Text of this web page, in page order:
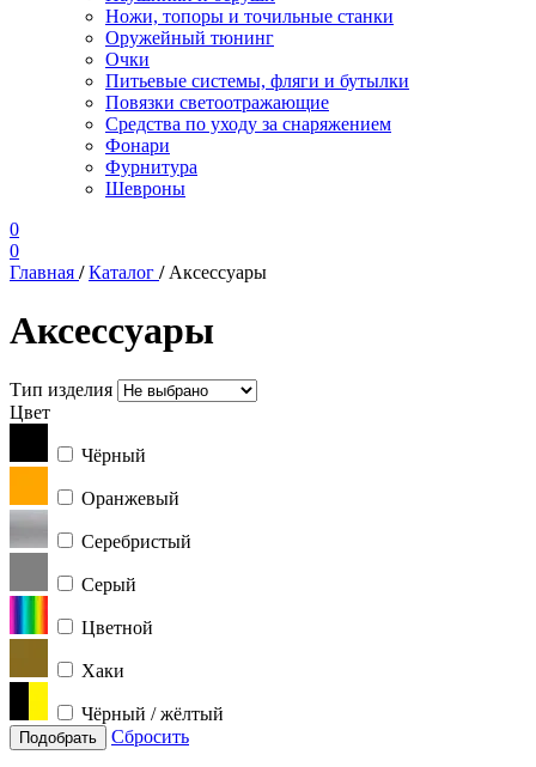
Ножи, топоры и точильные станки
Оружейный тюнинг
Очки
Питьевые системы, фляги и бутылки
Повязки светоотражающие
Средства по уходу за снаряжением
Фонари
Фурнитура
Шевроны
0
0
Главная / Каталог / Аксессуары
Аксессуары
Тип изделия
Цвет
Чёрный
Оранжевый
Серебристый
Серый
Цветной
Хаки
Чёрный / жёлтый
Подобрать Сбросить